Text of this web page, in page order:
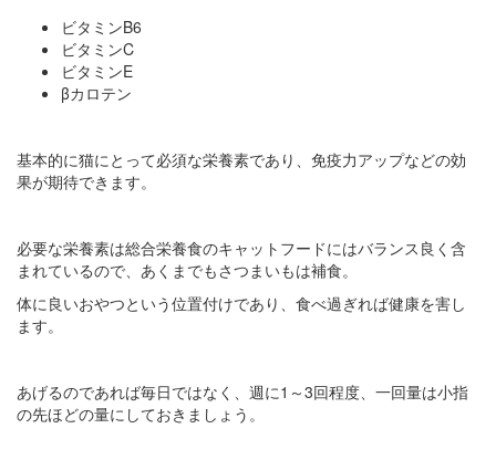
ビタミンB6
ビタミンC
ビタミンE
βカロテン
基本的に猫にとって必須な栄養素であり、免疫力アップなどの効
果が期待できます。
必要な栄養素は総合栄養食のキャットフードにはバランス良く含
まれているので、あくまでもさつまいもは補食。
体に良いおやつという位置付けであり、食べ過ぎれば健康を害し
ます。
あげるのであれば毎日ではなく、週に1～3回程度、一回量は小指
の先ほどの量にしておきましょう。